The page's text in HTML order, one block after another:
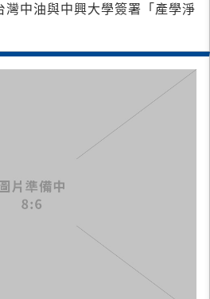
灣中油與中興大學簽署「產學淨